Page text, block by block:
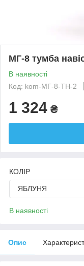
МГ-8 тумба
В наявності
Код: kom-МГ-8-ТН-2
1 324 ₴
КОЛІР
ЯБЛУНЯ
В наявності
Опис